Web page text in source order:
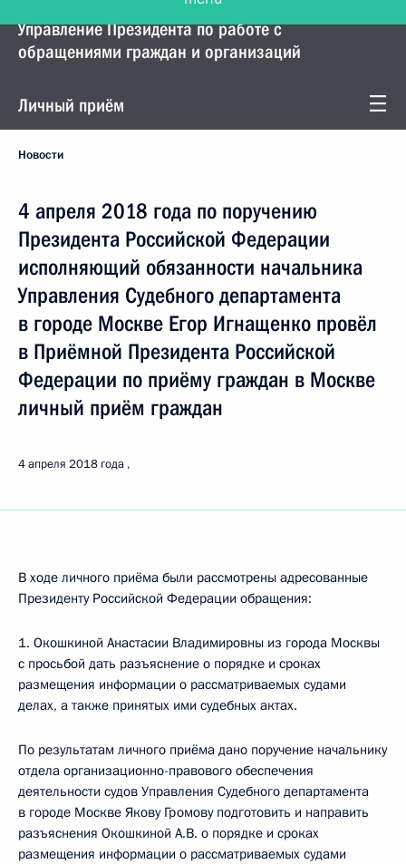
Управление Президента по работе с
обращениями граждан и организаций
Личный приём
Новости
4 апреля 2018 года по поручению
Президента Российской Федерации
исполняющий обязанности начальника
Управления Судебного департамента
в городе Москве Егор Игнащенко провёл
в Приёмной Президента Российской
Федерации по приёму граждан в Москве
личный приём граждан
4 апреля 2018 года
В ходе личного приёма были рассмотрены адресованные
Президенту Российской Федерации обращения:
1. Окошкиной Анастасии Владимировны из города Москвы
с просьбой дать разъяснение о порядке и сроках
размещения информации о рассматриваемых судами
делах, а также принятых ими судебных актах.
По результатам личного приёма дано поручение начальнику
отдела организационно-правового обеспечения
деятельности судов Управления Судебного департамента
в городе Москве Якову Громову подготовить и направить
разъяснения Окошкиной А.В. о порядке и сроках
размещения информации о рассматриваемых судами